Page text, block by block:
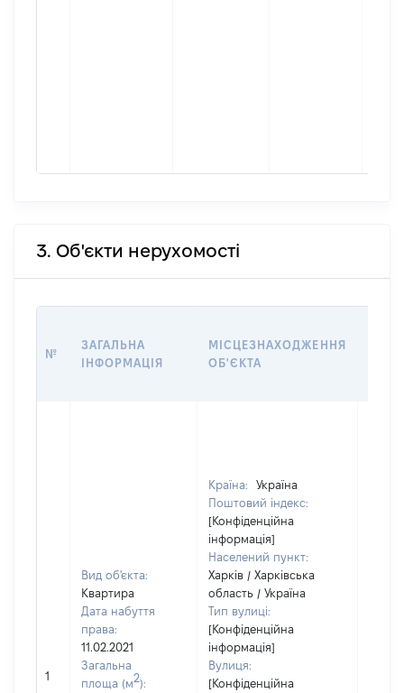
3. Об'єкти нерухомості
№
ЗАГАЛЬНА
ІНФОРМАЦІЯ
МІСЦЕЗНАХОДЖЕННЯ
ОБ'ЄКТА
1
Вид об'єкта:
Квартира
Дата набуття
права:
11.02.2021
Загальна
площа (м2):
Країна:
Україна
Поштовий індекс:
[Конфіденційна
інформація]
Населений пункт:
Харків / Харківська
область / Україна
Тип вулиці:
[Конфіденційна
інформація]
Вулиця:
[Конфіденційна